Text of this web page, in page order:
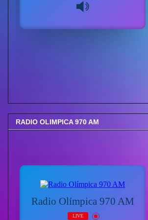
RADIO OLIMPICA 970 AM